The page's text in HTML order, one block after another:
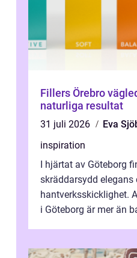
Fillers Örebro vägledning till säkra och
naturliga resultat
31 juli 2026
Eva
inspiration
I hjärtat av Göteborg
skräddarsydd elegans
hantverksskicklighet.
i Göteborg är mer än